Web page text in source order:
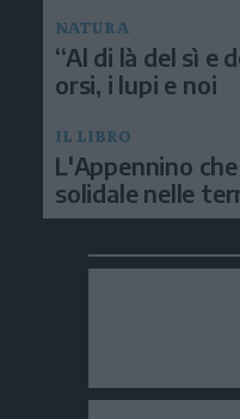
NATURA
“Al di là del sì e
orsi, i lupi e noi
IL LIBRO
L'Appennino
solidale nelle